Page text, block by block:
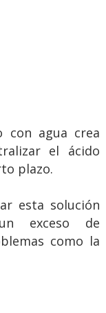
con agua crea
el ácido
plazo.
esta solución
exceso de
como la